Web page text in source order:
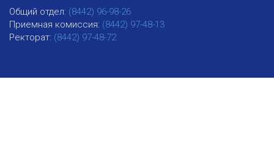
Общий отдел: (8442) 96-98-26
Приемная комиссия: (8442) 97-48-13
Ректорат: (8442) 97-48-72